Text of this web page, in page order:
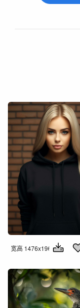
宽高 1476x1960